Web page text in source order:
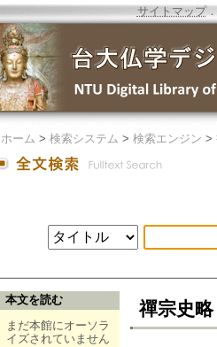
サイトマップ．
ホーム > 検索システム > 検索エンジン >
本文を読む
まだ本館にオーソラ
イズされていません
禪宗史